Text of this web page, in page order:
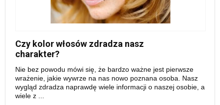
Czy kolor włosów zdradza nasz
charakter?
Nie bez powodu mówi się, że bardzo ważne jest pierwsze
wrażenie, jakie wywrze na nas nowo poznana osoba. Nasz
wygląd zdradza naprawdę wiele informacji o naszej osobie, a
wiele z ...